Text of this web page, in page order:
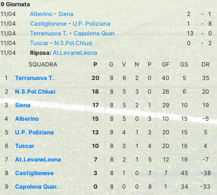
9 Giornata
11/04
Alberino - Siena 2 -
1
11/04
Castiglionese - U.P. Poliziana 1 -
8
11/04
Terranuova T. - Capolona Quar. 13 -
0
11/04
Tuscar- N.S.Pol.Chiusi 0 -
2
11/04
Riposa: At.LevaneLeona
SQUADRA
P G V N P GF GS
DR
1
Terranuova T. 20 8 6 2 0 40 5
35
2
N.S.Pol.Chiusi 18 8 5 3 0 26 6
20
3
Siena 17 8 5 2 1 29 10
19
4
Alberino 15 8 5 0 3 10 15
-5
5
U.P. Poliziana 13 8 4 1 3 20 15
5
6
Tuscar 10 8 3 1 4 20 16
4
7
At.LevaneLeona 7 8 2 1 5 12 19
-7
8
Castiglionese 3 8 1 0 7 7 45
-38
9
Capolona Quar. 0 8 0 0 8 1 34 -33